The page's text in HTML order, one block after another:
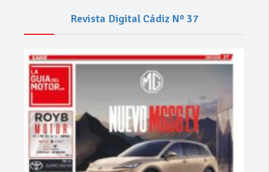
Revista Digital Cádiz Nº 37